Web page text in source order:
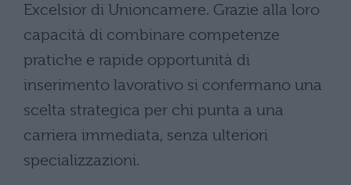
Excelsior di Unioncamere. Grazie alla loro
capacità di combinare competenze
pratiche e rapide opportunità di
inserimento lavorativo si confermano una
scelta strategica per chi punta a una
carriera immediata, senza ulteriori
specializzazioni.